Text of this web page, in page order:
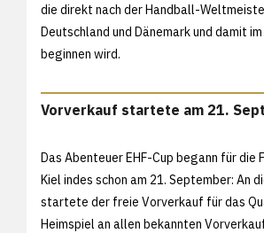
die direkt nach der Handball-
Deutschland und Dänemark und damit
beginnen wird.
Vorverkauf startete am 21.
Das Abenteuer EHF-Cup begann für die
Kiel indes schon am 21. September: An
startete der freie Vorverkauf für das
Heimspiel an allen bekannten